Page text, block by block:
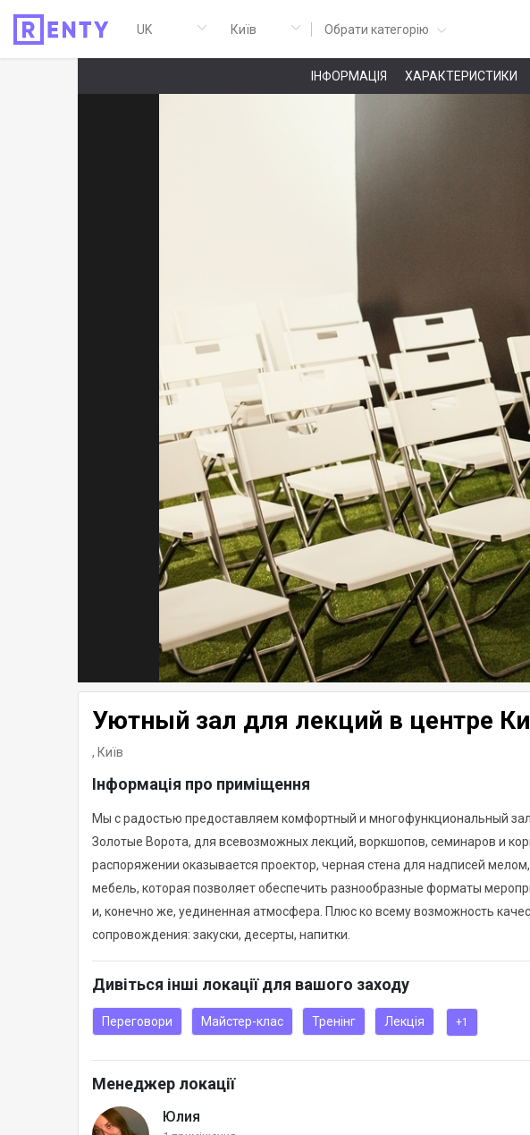
Обрати категорію
ІНФОРМАЦІЯ ХАРАКТЕРИСТИКИ
Уютный зал для лекций в центре
, Київ
Інформація про приміщення
Мы с радостью предоставляем комфортный и многофункциональный
Золотые Ворота, для всевозможных лекций, воркшопов, семинаров и
распоряжении оказывается проектор, черная стена для надписей
мебель, которая позволяет обеспечить разнообразные форматы
и, конечно же, уединенная атмосфера. Плюс ко всему возможность
сопровождения: закуски, десерты, напитки.
Дивіться інші локації для вашого заходу
Переговори Майстер-клас Тренінг Лекція +1
Менеджер локації
Юлия